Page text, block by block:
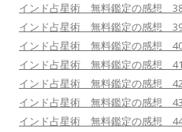
インド占星術 無料鑑定の感想
インド占星術 無料鑑定の感想
インド占星術 無料鑑定の感想
インド占星術 無料鑑定の感想
インド占星術 無料鑑定の感想
インド占星術 無料鑑定の感想
インド占星術 無料鑑定の感想